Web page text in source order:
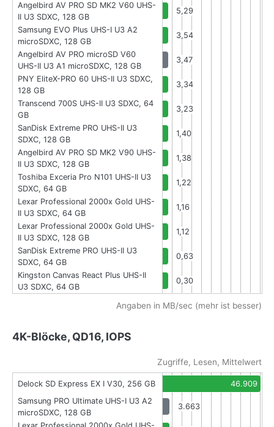
Angelbird AV PRO SD MK2 V60 UHS-
II U3 SDXC, 128 GB
5,29
Samsung EVO Plus UHS-I U3 A2
microSDXC, 128 GB
3,54
Angelbird AV PRO microSD V60
UHS-II U3 A1 microSDXC, 128 GB
3,47
PNY EliteX-PRO 60 UHS-II U3 SDXC,
128 GB
3,34
Transcend 700S UHS-II U3 SDXC, 64
GB
3,23
SanDisk Extreme PRO UHS-II U3
SDXC, 128 GB
1,40
Angelbird AV PRO SD MK2 V90 UHS-
II U3 SDXC, 128 GB
1,38
Toshiba Exceria Pro N101 UHS-II U3
SDXC, 64 GB
1,22
Lexar Professional 2000x Gold UHS-
II U3 SDXC, 64 GB
1,16
Lexar Professional 2000x Gold UHS-
II U3 SDXC, 128 GB
1,12
SanDisk Extreme PRO UHS-II U3
SDXC, 64 GB
0,63
Kingston Canvas React Plus UHS-II
U3 SDXC, 64 GB
0,30
Angaben in MB/sec (mehr ist besser)
4K-Blöcke, QD16, IOPS
Zugriffe, Lesen, Mittelwert
Delock SD Express EX I V30, 256 GB
46.909
Samsung PRO Ultimate UHS-I U3 A2
microSDXC, 128 GB
3.663